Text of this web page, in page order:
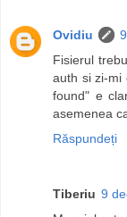
Ovidiu
Fisierul
auth si zi-mi
found" e
asemenea
Răspundeți
Tiberiu 9